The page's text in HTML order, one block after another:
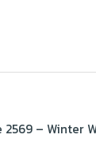
2569 – Winter